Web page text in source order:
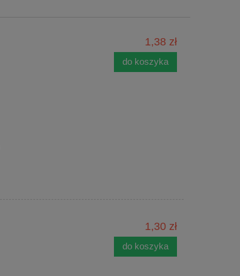
1,38 zł
do koszyka
1,30 zł
do koszyka